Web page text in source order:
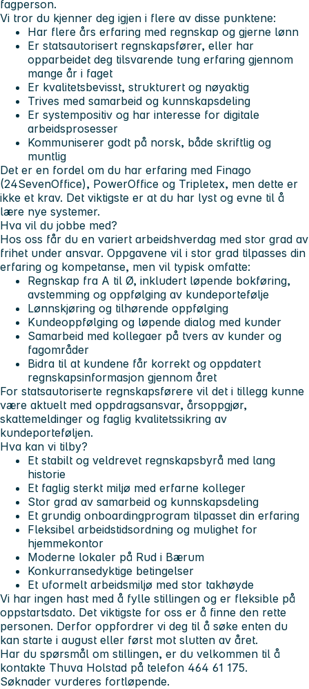
fagperson.
Vi tror du kjenner deg igjen i flere av disse punktene:
Har flere års erfaring med regnskap og gjerne lønn
Er statsautorisert regnskapsfører, eller har
opparbeidet deg tilsvarende tung erfaring gjennom
mange år i faget
Er kvalitetsbevisst, strukturert og nøyaktig
Trives med samarbeid og kunnskapsdeling
Er systempositiv og har interesse for digitale
arbeidsprosesser
Kommuniserer godt på norsk, både skriftlig og
muntlig
Det er en fordel om du har erfaring med Finago
(24SevenOffice), PowerOffice og Tripletex, men dette er
ikke et krav. Det viktigste er at du har lyst og evne til å
lære nye systemer.
Hva vil du jobbe med?
Hos oss får du en variert arbeidshverdag med stor grad av
frihet under ansvar. Oppgavene vil i stor grad tilpasses din
erfaring og kompetanse, men vil typisk omfatte:
Regnskap fra A til Ø, inkludert løpende bokføring,
avstemming og oppfølging av kundeportefølje
Lønnskjøring og tilhørende oppfølging
Kundeoppfølging og løpende dialog med kunder
Samarbeid med kollegaer på tvers av kunder og
fagområder
Bidra til at kundene får korrekt og oppdatert
regnskapsinformasjon gjennom året
For statsautoriserte regnskapsførere vil det i tillegg kunne
være aktuelt med oppdragsansvar, årsoppgjør,
skattemeldinger og faglig kvalitetssikring av
kundeporteføljen.
Hva kan vi tilby?
Et stabilt og veldrevet regnskapsbyrå med lang
historie
Et faglig sterkt miljø med erfarne kolleger
Stor grad av samarbeid og kunnskapsdeling
Et grundig onboardingprogram tilpasset din erfaring
Fleksibel arbeidstidsordning og mulighet for
hjemmekontor
Moderne lokaler på Rud i Bærum
Konkurransedyktige betingelser
Et uformelt arbeidsmiljø med stor takhøyde
Vi har ingen hast med å fylle stillingen og er fleksible på
oppstartsdato. Det viktigste for oss er å finne den rette
personen. Derfor oppfordrer vi deg til å søke enten du
kan starte i august eller først mot slutten av året.
Har du spørsmål om stillingen, er du velkommen til å
kontakte Thuva Holstad på telefon 464 61 175.
Søknader vurderes fortløpende.